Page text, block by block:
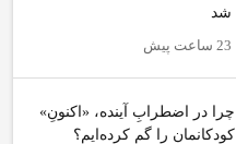
شد
23 ساعت پیش
چرا در اضطرابِ آینده، «اکنونِ»
کودکانمان را گم کرده‌ایم؟